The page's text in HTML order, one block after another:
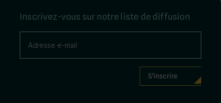
Inscrivez-vous sur notre liste de diffusion